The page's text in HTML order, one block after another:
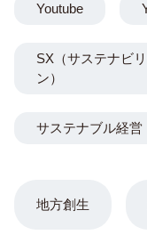
地方創生
Youtube
SX（サステナビ
ン）
サステナブル経営